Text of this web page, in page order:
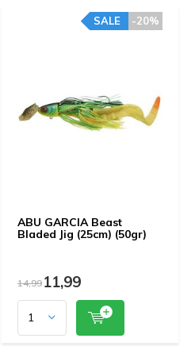
ABU GARCIA Beast
Bladed Jig (25cm) (50gr)
-20%
SALE
14,9911,99